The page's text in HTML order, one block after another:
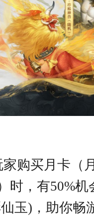
购买月卡（
时，有50%机
玉)，助你畅